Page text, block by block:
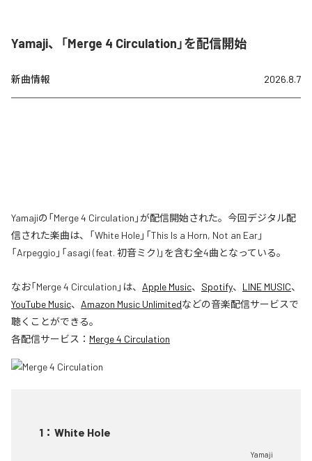
Yamaji、「Merge 4 Circulation」を配信開始
新曲情報 2026.8.7
Yamajiの「Merge 4 Circulation」が配信開始された。今回デジタル配
信された楽曲は、「White Hole」「This Is a Horn, Not an Ear」
「Arpeggio」「asagi (feat. 初音ミク)」を含む全4曲となっている。
なお「Merge 4 Circulation 」は、 Apple Music、 Spotify、 LINE MUSIC、
YouTube Music、 Amazon Music Unlimitedなどの音楽配信サービスで
聴くことができる。
各配信サービス： Merge 4 Circulation
1 ： White Hole
Yamaji